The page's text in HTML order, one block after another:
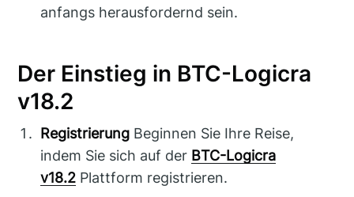
anfangs herausfordernd sein.
Der Einstieg in BTC-Logicra
v18.2
Registrierung Beginnen Sie Ihre Reise,
indem Sie sich auf der BTC-Logicra
v18.2 Plattform registrieren.